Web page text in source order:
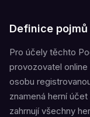
Definice pojmů
Pro účely těchto
provozovatel
osobu
znamená herní
zahrnují všechny